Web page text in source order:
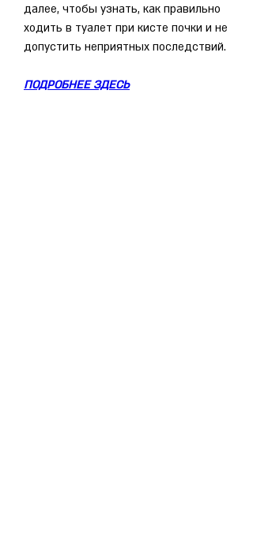
далее, чтобы узнать, как правильно
ходить в туалет при кисте почки и не
допустить неприятных последствий.
ПОДРОБНЕЕ ЗДЕСЬ